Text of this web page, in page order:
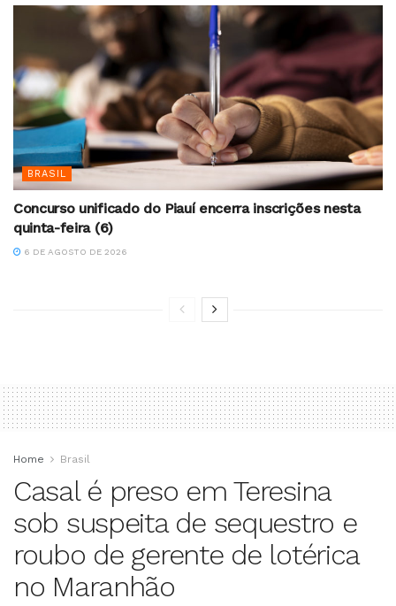
BRASIL
Concurso unificado do Piauí encerra inscrições nesta
quinta-feira (6)
6 DE AGOSTO DE 2026
Home Brasil
Casal é preso em Teresina
sob suspeita de sequestro e
roubo de gerente de lotérica
no Maranhão